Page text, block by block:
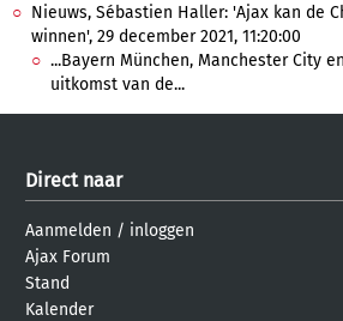
Nieuws, Sébastien Haller: 'Ajax kan de
winnen', 29 december 2021, 11:20:00
...Bayern München, Manchester City en
uitkomst van de...
Direct naar
Aanmelden / inloggen
Ajax Forum
Stand
Kalender